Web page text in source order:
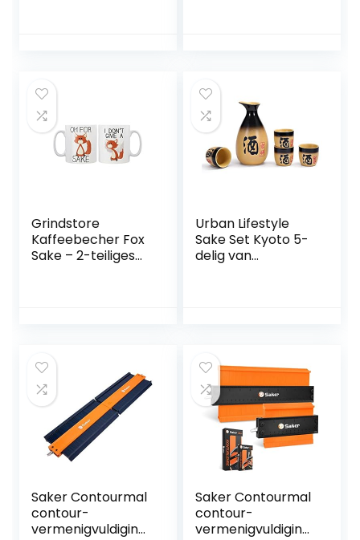
warmhoudschaal, 1
sake-fles, 6 kopjes
van 6 kopjes +
opbergbox
Grindstore
Kaffeebecher Fox
Sake – 2-teiliges
Urban Lifestyle
Sake Set Kyoto 5-
delig van
Saker Contourmal
contour-
vermenigvuldiging
Saker Contourmal
contour-
vermenigvuldiging